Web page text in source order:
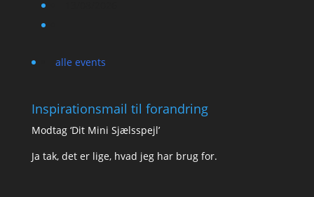
alle events
Inspirationsmail til forandring
Modtag ‘Dit Mini Sjælsspejl’
Ja tak, det er lige, hvad jeg har brug for.